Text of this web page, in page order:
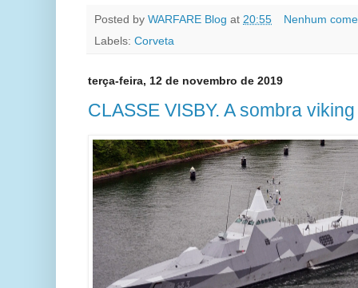
Posted by WARFARE Blog at 20:55
Nenhum
Labels: Corveta
terça-feira, 12 de novembro de 2019
CLASSE VISBY. A sombra